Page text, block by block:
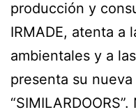
producción y
IRMADE, atenta a
ambientales y a
presenta su